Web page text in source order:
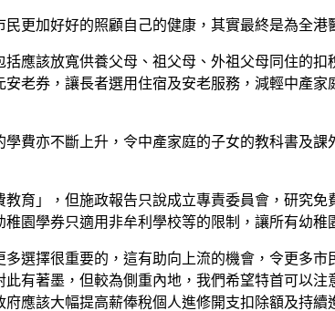
更加好好的照顧自己的健康，其實最終是為全港
應該放寬供養父母、祖父母、外祖父母同住的
老券，讓長者選用住宿及安老服務，減輕中產
費亦不斷上升，令中產家庭的子女的教科書及
育」，但施政報告只說成立專責委員會，研究
園學券只適用非牟利學校等的限制，讓所有幼稚
選擇很重要的，這有助向上流的機會，令更多
有著墨，但較為側重內地，我們希望特首可以
應該大幅提高薪俸稅個人進修開支扣除額及持續